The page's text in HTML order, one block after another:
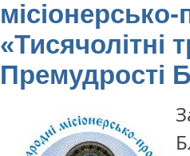
«Тисячолітні
Премудрості